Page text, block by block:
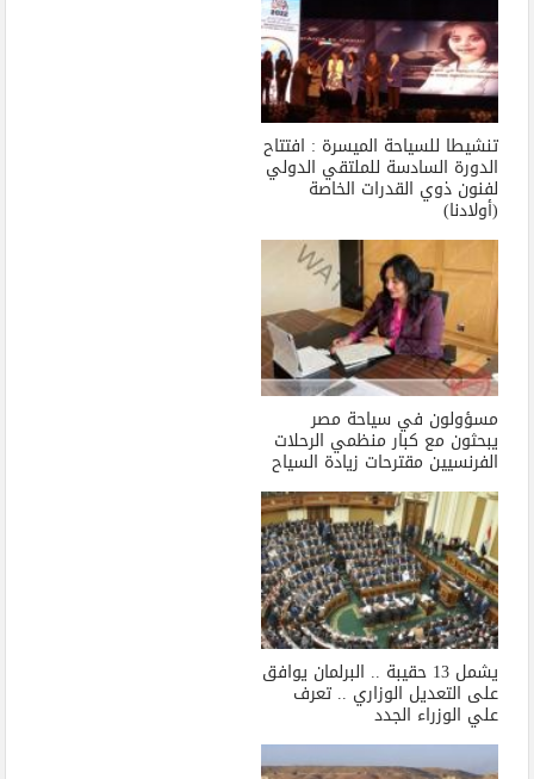
تنشيطا للسياحة الميسرة : افتتاح
الدورة السادسة للملتقي الدولي
لفنون ذوي القدرات الخاصة
(أولادنا)
مسؤولون في سياحة مصر
يبحثون مع كبار منظمي الرحلات
الفرنسيين مقترحات زيادة السياح
يشمل 13 حقيبة .. البرلمان يوافق
على التعديل الوزاري .. تعرف
علي الوزراء الجدد